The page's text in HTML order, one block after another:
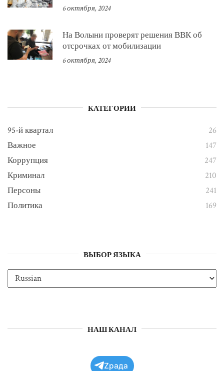
6 октября, 2024
На Волыни проверят решения ВВК об
отсрочках от мобилизации
6 октября, 2024
КАТЕГОРИИ
95-й квартал
26
Важное
147
Коррупция
247
Криминал
210
Персоны
241
Политика
169
ВЫБОР ЯЗЫКА
НАШ КАНАЛ
Zрада